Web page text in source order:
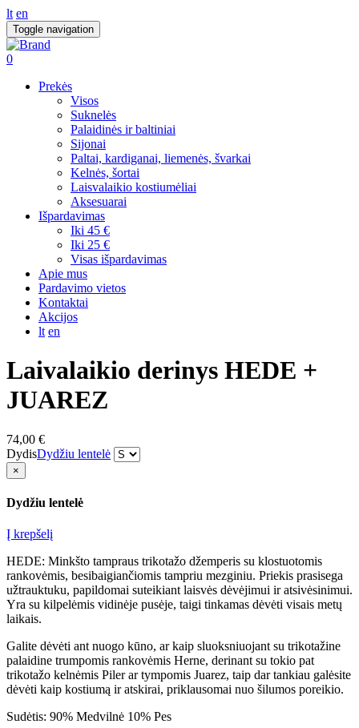
lt en
Toggle navigation
0
Prekės
Visos
Suknelės
Palaidinės ir baltiniai
Sijonai
Paltai, kardiganai, liemenės, švarkai
Kelnės, šortai
Laisvalaikio kostiumėliai
Aksesuarai
Išpardavimas
Iki 45 €
Iki 25 €
Visas išpardavimas
Apie mus
Pardavimo vietos
Kontaktai
Akcijos
lt en
Laivalaikio derinys HEDE +
JUAREZ
74,00 €
DydisDydžiu lentelė
×
Dydžiu lentelė
Į krepšelį
HEDE: Minkšto tampraus trikotažo džemperis su klostuotomis
rankovėmis, besibaigiančiomis tampriu mezginiu. Priekis prasisega
užtrauktuku, papildomai suteikiant laisvės dėvėjimui ir atsivėsinimui.
Yra su kilpelėmis vidinėje pusėje, taigi tinkamas dėvėti visais metų
laikais.
Galite dėvėti ant nuogo kūno, ar kaip sluoksniuojant su trikotažine
palaidine trumpomis rankovėmis Herne, derinant su tokio pat
trikotažo kelnėmis Piler ar tympomis Juarez, taip dar tankiau galėsite
dėvėti kaip kostiumą ir atskirai, priklausomai nuo šilumos poreikio.
Sudėtis: 90% Medvilnė 10% Pes